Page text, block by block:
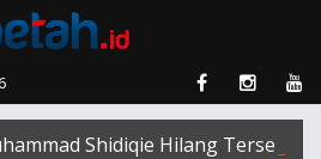
Shidiqie Hilang Terseret